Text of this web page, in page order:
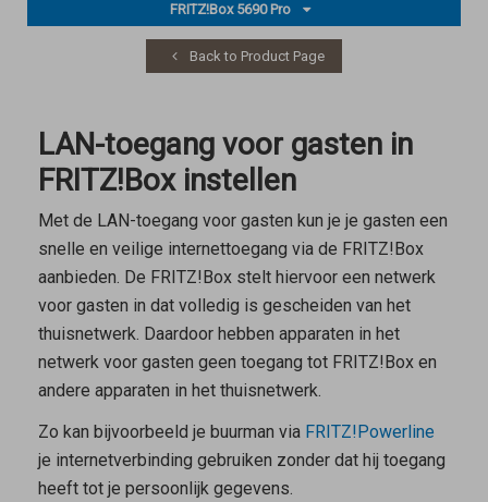
FRITZ!Box 5690 Pro
Back to Product Page
LAN-toegang voor gasten in
FRITZ!Box instellen
Met de LAN-toegang voor gasten kun je je gasten een
snelle en veilige internettoegang via de FRITZ!Box
aanbieden. De FRITZ!Box stelt hiervoor een netwerk
voor gasten in dat volledig is gescheiden van het
thuisnetwerk. Daardoor hebben apparaten in het
netwerk voor gasten geen toegang tot FRITZ!Box en
andere apparaten in het thuisnetwerk.
Zo kan bijvoorbeeld je buurman via FRITZ!Powerline
je internetverbinding gebruiken zonder dat hij toegang
heeft tot je persoonlijk gegevens.